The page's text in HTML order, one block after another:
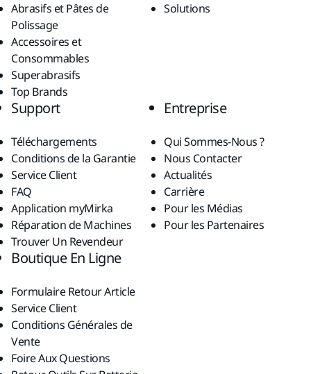
Abrasifs et Pâtes de
Polissage
Accessoires et
Consommables
Superabrasifs
Top Brands
Solutions
Support
Téléchargements
Conditions de la Garantie
Service Client
FAQ
Application myMirka
Réparation de Machines
Trouver Un Revendeur
Entreprise
Qui Sommes-Nous ?
Nous Contacter
Actualités
Carrière
Pour les Médias
Pour les Partenaires
Boutique En Ligne
Formulaire Retour Article
Service Client
Conditions Générales de
Vente
Foire Aux Questions